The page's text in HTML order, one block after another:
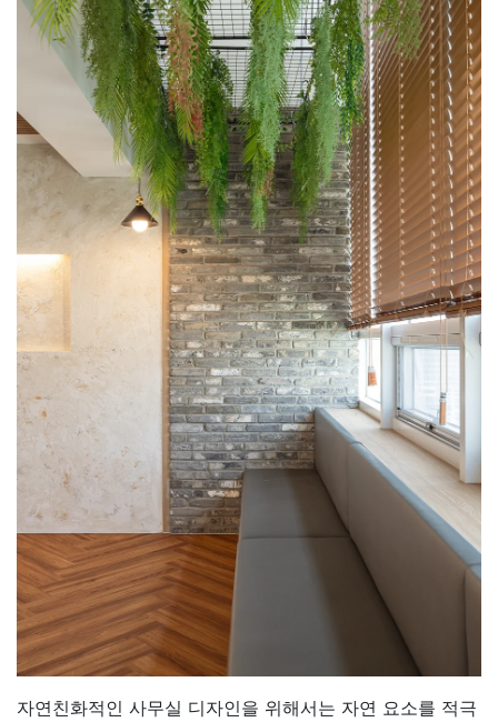
자연친화적인 사무실 디자인을 위해서는 자연 요소를 적극